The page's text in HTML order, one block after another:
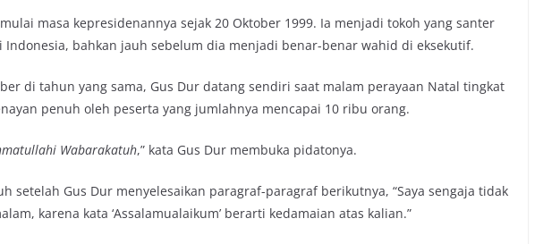
masa kepresidenannya sejak 20 Oktober 1999. Ia menjadi tokoh yang santer
Indonesia, bahkan jauh sebelum dia menjadi benar-benar wahid di eksekutif.
di tahun yang sama, Gus Dur datang sendiri saat malam perayaan Natal tingkat
penuh oleh peserta yang jumlahnya mencapai 10 ribu orang.
Wabarakatuh,” kata Gus Dur membuka pidatonya.
setelah Gus Dur menyelesaikan paragraf-paragraf berikutnya, “Saya sengaja tidak
karena kata ‘Assalamualaikum’ berarti kedamaian atas kalian.”